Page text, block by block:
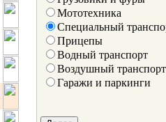
Мототехника
Специальный
Прицепы
Водный транспорт
Воздушный транспорт
Гаражи и паркинги